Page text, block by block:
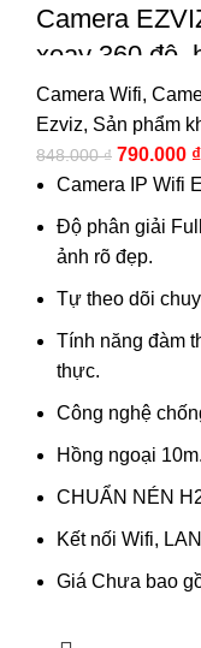
Camera
xoay 360 độ,
Camera Wifi,
Ezviz, Sản phẩm
848.000₫ 790.000 ₫
Camera IP Wifi
Độ phân giải
ảnh rõ đẹp.
Tự theo dõi
Tính năng đàm
thực.
Công nghệ
Hồng ngoại 10m.
CHUẨN NÉN
Kết nối Wifi,
Giá Chưa bao